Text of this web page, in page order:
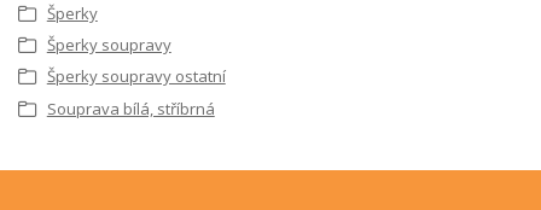
Šperky
Šperky soupravy
Šperky soupravy ostatní
Souprava bílá, stříbrná